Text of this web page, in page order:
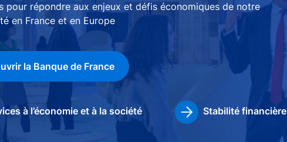
pour répondre aux enjeux et défis économiques de notre
en France et en Europe
la Banque de France
à l’économie et à la société Stabilité financière